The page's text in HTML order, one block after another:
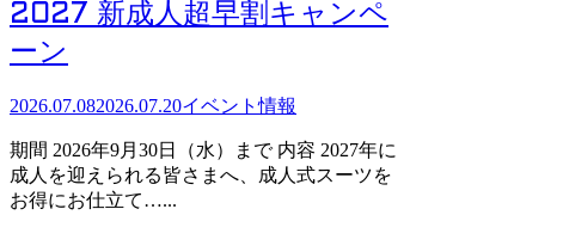
2027 新成人超早割キャンペ
ーン
2026.07.082026.07.20イベント情報
期間 2026年9月30日（水）まで 内容 2027年に
成人を迎えられる皆さまへ、成人式スーツを
お得にお仕立て…...